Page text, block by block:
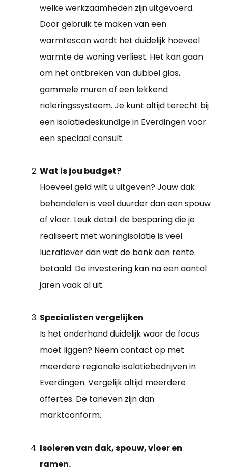
welke werkzaamheden zijn uitgevoerd.
Door gebruik te maken van een
warmtescan wordt het duidelijk hoeveel
warmte de woning verliest. Het kan gaan
om het ontbreken van dubbel glas,
gammele muren of een lekkend
rioleringssysteem. Je kunt altijd terecht bij
een isolatiedeskundige in Everdingen voor
een speciaal consult.
Wat is jou budget?
Hoeveel geld wilt u uitgeven? Jouw dak
behandelen is veel duurder dan een spouw
of vloer. Leuk detail: de besparing die je
realiseert met woningisolatie is veel
lucratiever dan wat de bank aan rente
betaald. De investering kan na een aantal
jaren vaak al uit.
Specialisten vergelijken
Is het onderhand duidelijk waar de focus
moet liggen? Neem contact op met
meerdere regionale isolatiebedrijven in
Everdingen. Vergelijk altijd meerdere
offertes. De tarieven zijn dan
marktconform.
Isoleren van dak, spouw, vloer en
ramen.